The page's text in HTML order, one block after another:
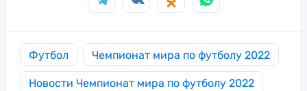
Футбол Чемпионат мира по футболу 2022
Новости Чемпионат мира по футболу 2022